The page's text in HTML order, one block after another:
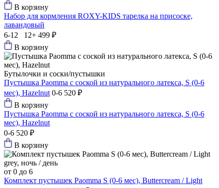
В корзину
Набор для кормления ROXY-KIDS тарелка на присоске,
лавандовый
6-12 12+ 499 ₽
В корзину
Бутылочки и соски/пустышки
Пустышка Paomma с соской из натурального латекса, S (0-6
мес), Hazelnut 0-6 520 ₽
В корзину
Пустышка Paomma с соской из натурального латекса, S (0-6
мес), Hazelnut
0-6 520 ₽
В корзину
от 0 до 6
Комплект пустышек Paomma S (0-6 мес), Buttercream / Light